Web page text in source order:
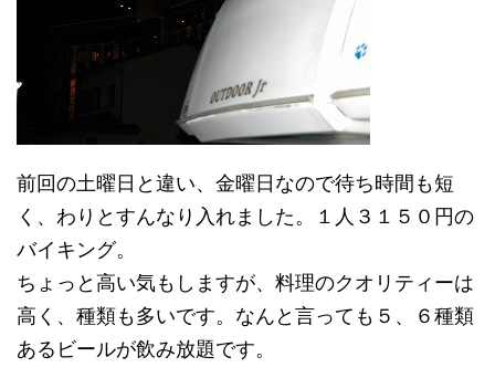
前回の土曜日と違い、金曜日なので待ち時間も短
く、わりとすんなり入れました。１人３１５０円の
バイキング。
ちょっと高い気もしますが、料理のクオリティーは
高く、種類も多いです。なんと言っても５、６種類
あるビールが飲み放題です。